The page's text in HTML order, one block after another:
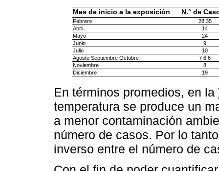
Mes de inicio a la exposición N.° de
Febrero
28 35
Abril
14
Mayo
24
Junio
9
Julio
10
Agosto Septiembre Octubre
7 6 6
Noviembre
8
Diciembre
19
En términos promedios, en la
temperatura se produce un
a menor contaminación
número de casos. Por lo
inverso entre el número de